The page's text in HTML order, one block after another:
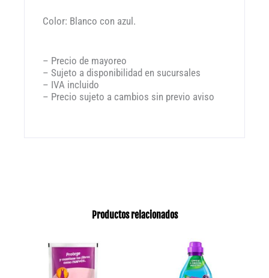
Color: Blanco con azul.
– Precio de mayoreo
– Sujeto a disponibilidad en sucursales
– IVA incluido
– Precio sujeto a cambios sin previo aviso
Productos relacionados